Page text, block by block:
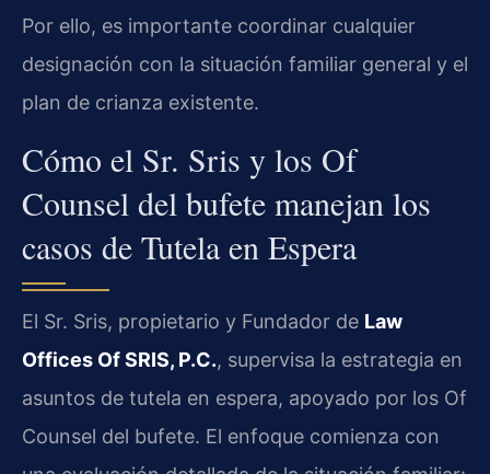
Por ello, es importante coordinar cualquier
designación con la situación familiar general y el
plan de crianza existente.
Cómo el Sr. Sris y los Of
Counsel del bufete manejan los
casos de Tutela en Espera
El Sr. Sris, propietario y Fundador de Law
Offices Of SRIS, P.C., supervisa la estrategia en
asuntos de tutela en espera, apoyado por los Of
Counsel del bufete. El enfoque comienza con